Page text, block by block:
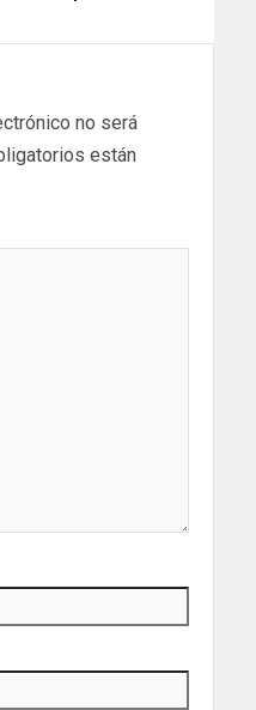
no será
están